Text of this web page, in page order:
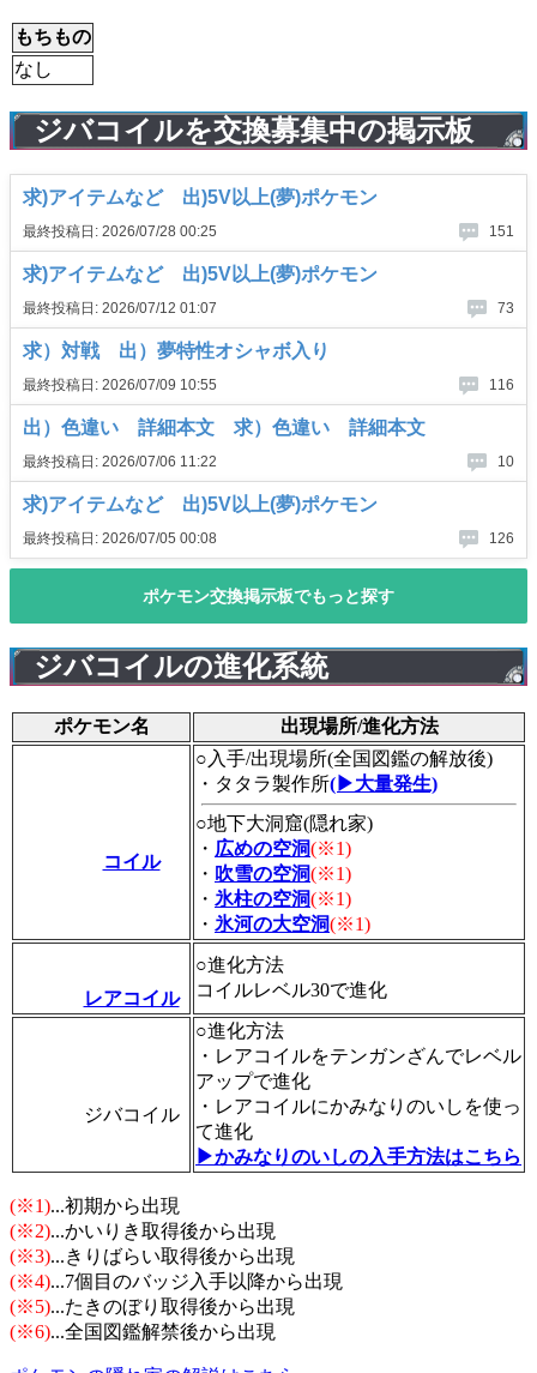
もちもの
なし
ジバコイルを交換募集中の掲示板
ジバコイルの進化系統
ポケモン名 出現場所/進化方法
コイル
○入手/出現場所(全国図鑑の解放後)
・タタラ製作所(▶大量発生)
○地下大洞窟(隠れ家)
・ 広めの空洞(※1)
・ 吹雪の空洞(※1)
・ 氷柱の空洞(※1)
・ 氷河の大空洞(※1)
レアコイル
○進化方法
コイルレベル30で進化
ジバコイル
○進化方法
・レアコイルをテンガンざんでレベル
アップで進化
・レアコイルにかみなりのいしを使っ
て進化
▶かみなりのいしの入手方法はこちら
(※1)...初期から出現
(※2)...かいりき取得後から出現
(※3)...きりばらい取得後から出現
(※4)...7個目のバッジ入手以降から出現
(※5)...たきのぼり取得後から出現
(※6)...全国図鑑解禁後から出現